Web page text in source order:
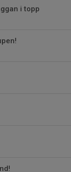
i topp